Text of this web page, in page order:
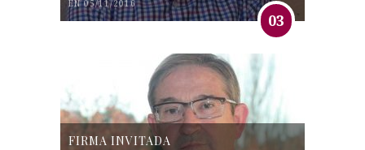
EN 05/11/2016
03
FIRMA INVITADA